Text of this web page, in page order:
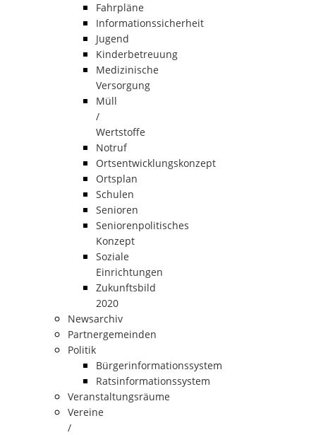
Fahrpläne
Informationssicherheit
Jugend
Kinderbetreuung
Medizinische
Versorgung
Müll
/
Wertstoffe
Notruf
Ortsentwicklungskonzept
Ortsplan
Schulen
Senioren
Seniorenpolitisches
Konzept
Soziale
Einrichtungen
Zukunftsbild
2020
Newsarchiv
Partnergemeinden
Politik
Bürgerinformationssystem
Ratsinformationssystem
Veranstaltungsräume
Vereine
/